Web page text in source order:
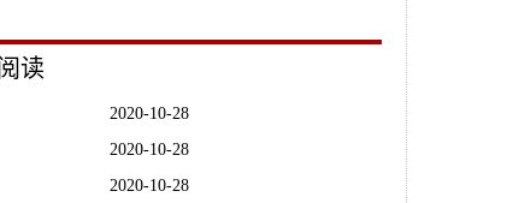
读
2020-10-28
2020-10-28
2020-10-28